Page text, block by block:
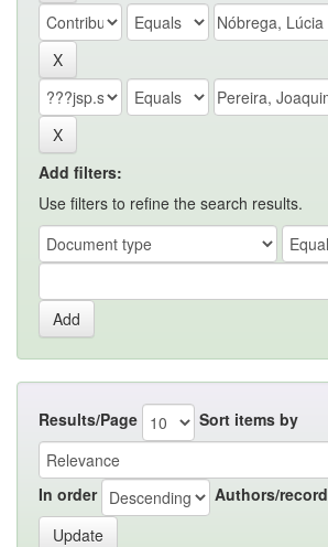
Add filters:
Use filters to refine the search results.
Results/Page Sort items by
In order Authors/record